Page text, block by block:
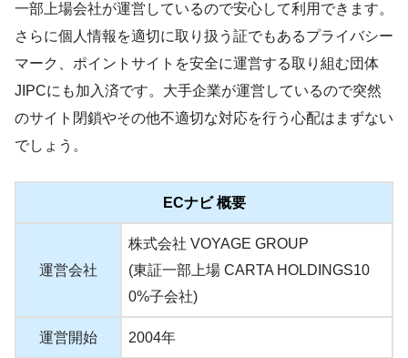
一部上場会社が運営しているので安心して利用できます。
さらに個人情報を適切に取り扱う証でもあるプライバシー
マーク、ポイントサイトを安全に運営する取り組む団体
JIPCにも加入済です。大手企業が運営しているので突然
のサイト閉鎖やその他不適切な対応を行う心配はまずない
でしょう。
ECナビ 概要
運営会社
株式会社 VOYAGE GROUP
(東証一部上場 CARTA HOLDINGS10
0%子会社)
運営開始 2004年